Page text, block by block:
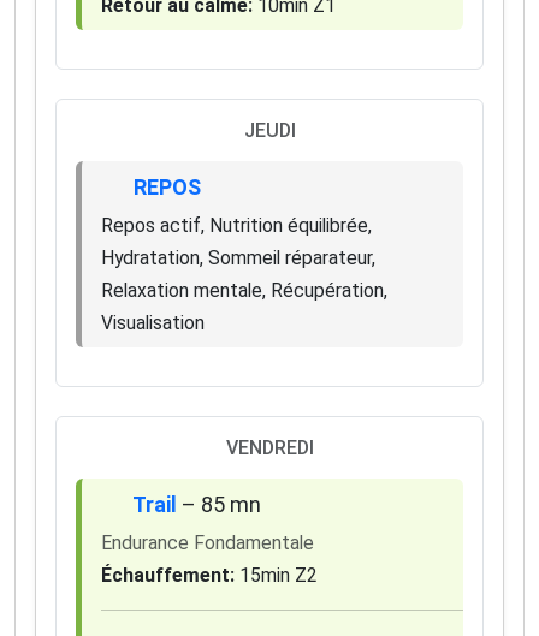
Retour au calme: 10min Z1
JEUDI
REPOS
Repos actif, Nutrition équilibrée,
Hydratation, Sommeil réparateur,
Relaxation mentale, Récupération,
Visualisation
VENDREDI
Trail – 85 mn
Endurance Fondamentale
Échauffement: 15min Z2